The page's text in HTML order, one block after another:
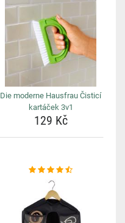
Die moderne Hausfrau Čisticí
kartáček 3v1
129 Kč